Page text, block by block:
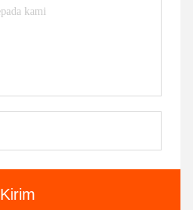
Kirim